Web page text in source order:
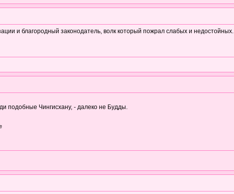
и благородный законодатель, волк который пожрал слабых и недостойных.
подобные Чингисхану, - далеко не Будды.